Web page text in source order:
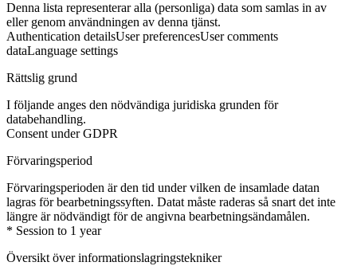
Denna lista representerar alla (personliga) data som samlas in av
eller genom användningen av denna tjänst.
Authentication detailsUser preferencesUser comments
dataLanguage settings
Rättslig grund
I följande anges den nödvändiga juridiska grunden för
databehandling.
Consent under GDPR
Förvaringsperiod
Förvaringsperioden är den tid under vilken de insamlade datan
lagras för bearbetningssyften. Datat måste raderas så snart det inte
längre är nödvändigt för de angivna bearbetningsändamålen.
* Session to 1 year
Översikt över informationslagringstekniker